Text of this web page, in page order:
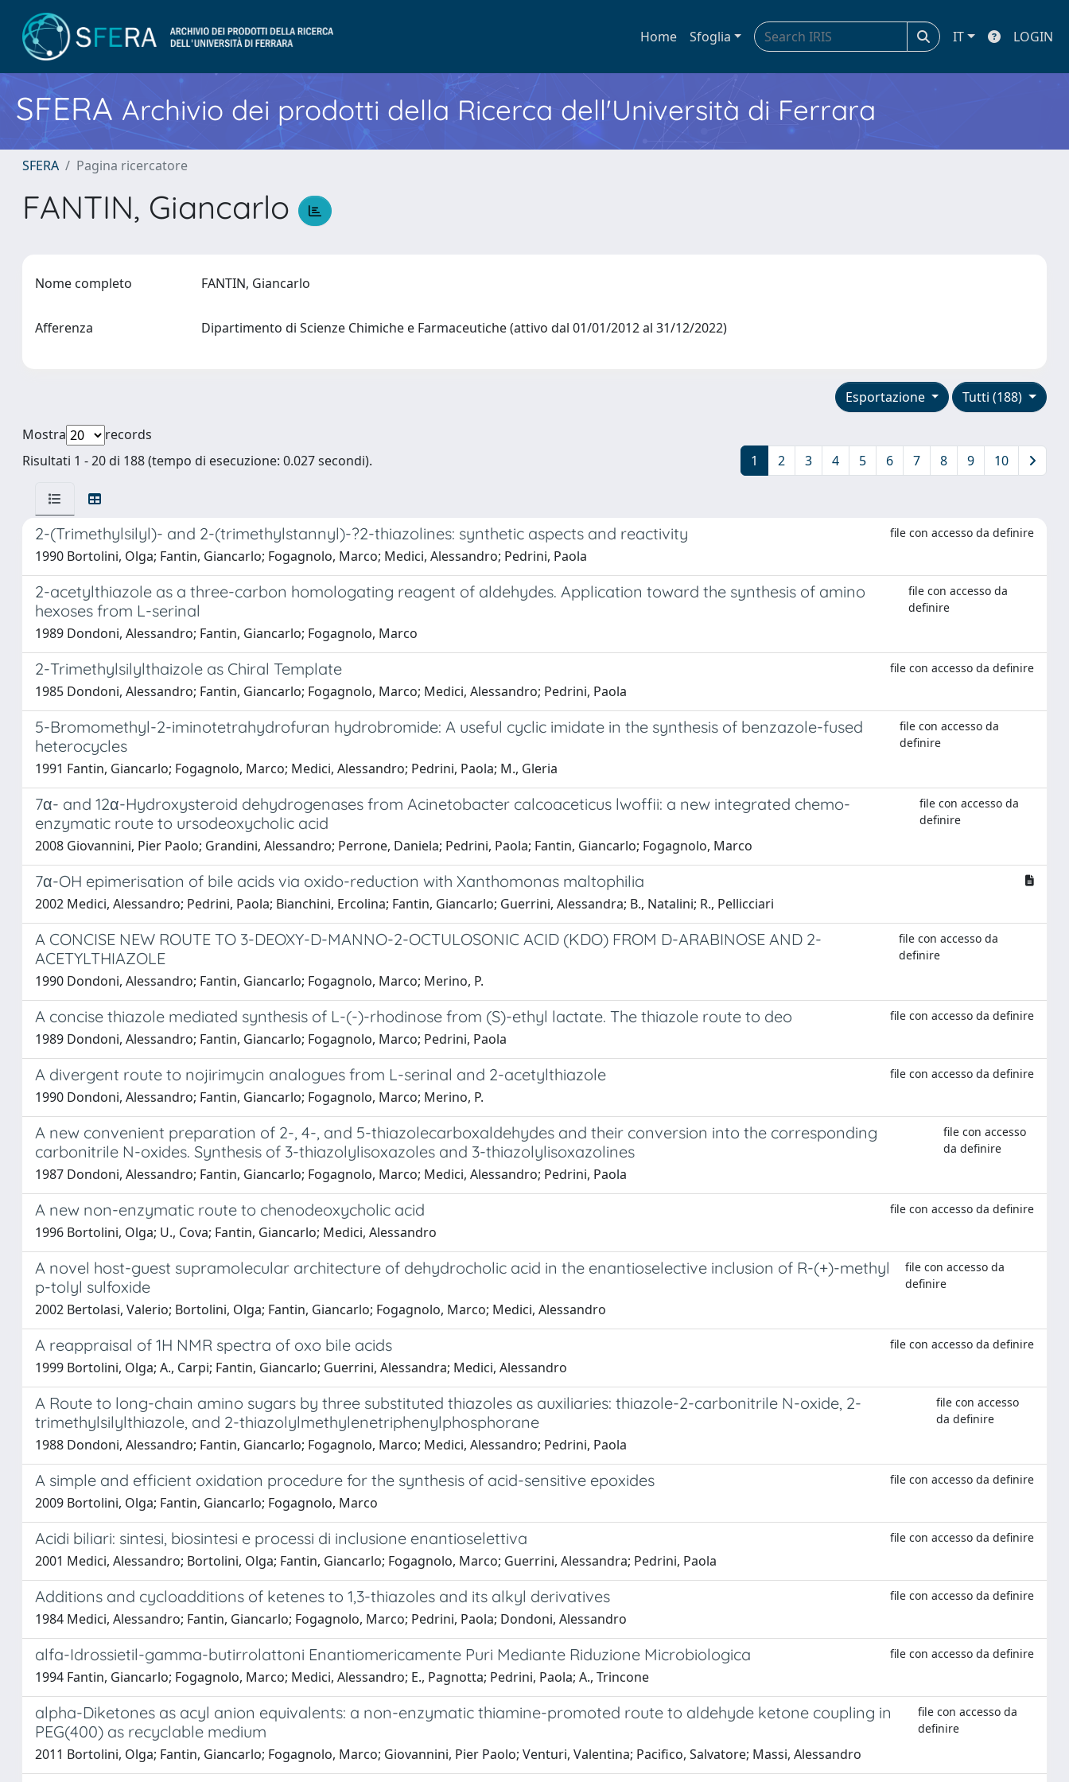
Home Sfoglia IT LOGIN
SFERA Archivio dei prodotti della Ricerca dell'Università di Ferrara
SFERA Pagina ricercatore
FANTIN, Giancarlo
Nome completo FANTIN, Giancarlo
Afferenza Dipartimento di Scienze Chimiche e Farmaceutiche (attivo dal 01/01/2012 al 31/12/2022)
Tutti (188)
Esportazione
Mostra
records
Risultati 1 - 20 di 188 (tempo di esecuzione: 0.027 secondi).
1 2 3 4 5 6 7 8 9 10
2-(Trimethylsilyl)- and 2-(trimethylstannyl)-?2-thiazolines: synthetic aspects and reactivity file con accesso da definire
1990 Bortolini, Olga; Fantin, Giancarlo; Fogagnolo, Marco; Medici, Alessandro; Pedrini, Paola
2-acetylthiazole as a three-carbon homologating reagent of aldehydes. Application toward the synthesis of amino
hexoses from L-serinal
file con accesso da
definire
1989 Dondoni, Alessandro; Fantin, Giancarlo; Fogagnolo, Marco
2-Trimethylsilylthaizole as Chiral Template file con accesso da definire
1985 Dondoni, Alessandro; Fantin, Giancarlo; Fogagnolo, Marco; Medici, Alessandro; Pedrini, Paola
5-Bromomethyl-2-iminotetrahydrofuran hydrobromide: A useful cyclic imidate in the synthesis of benzazole-fused
heterocycles
file con accesso da
definire
1991 Fantin, Giancarlo; Fogagnolo, Marco; Medici, Alessandro; Pedrini, Paola; M., Gleria
7α- and 12α-Hydroxysteroid dehydrogenases from Acinetobacter calcoaceticus lwoffii: a new integrated chemo-
enzymatic route to ursodeoxycholic acid
file con accesso da
definire
2008 Giovannini, Pier Paolo; Grandini, Alessandro; Perrone, Daniela; Pedrini, Paola; Fantin, Giancarlo; Fogagnolo, Marco
7α-OH epimerisation of bile acids via oxido-reduction with Xanthomonas maltophilia
2002 Medici, Alessandro; Pedrini, Paola; Bianchini, Ercolina; Fantin, Giancarlo; Guerrini, Alessandra; B., Natalini; R., Pellicciari
A CONCISE NEW ROUTE TO 3-DEOXY-D-MANNO-2-OCTULOSONIC ACID (KDO) FROM D-ARABINOSE AND 2-
ACETYLTHIAZOLE
file con accesso da
definire
1990 Dondoni, Alessandro; Fantin, Giancarlo; Fogagnolo, Marco; Merino, P.
A concise thiazole mediated synthesis of L-(-)-rhodinose from (S)-ethyl lactate. The thiazole route to deo file con accesso da definire
1989 Dondoni, Alessandro; Fantin, Giancarlo; Fogagnolo, Marco; Pedrini, Paola
A divergent route to nojirimycin analogues from L-serinal and 2-acetylthiazole file con accesso da definire
1990 Dondoni, Alessandro; Fantin, Giancarlo; Fogagnolo, Marco; Merino, P.
A new convenient preparation of 2-, 4-, and 5-thiazolecarboxaldehydes and their conversion into the corresponding
carbonitrile N-oxides. Synthesis of 3-thiazolylisoxazoles and 3-thiazolylisoxazolines
file con accesso
da definire
1987 Dondoni, Alessandro; Fantin, Giancarlo; Fogagnolo, Marco; Medici, Alessandro; Pedrini, Paola
A new non-enzymatic route to chenodeoxycholic acid file con accesso da definire
1996 Bortolini, Olga; U., Cova; Fantin, Giancarlo; Medici, Alessandro
A novel host-guest supramolecular architecture of dehydrocholic acid in the enantioselective inclusion of R-(+)-methyl
p-tolyl sulfoxide
file con accesso da
definire
2002 Bertolasi, Valerio; Bortolini, Olga; Fantin, Giancarlo; Fogagnolo, Marco; Medici, Alessandro
A reappraisal of 1H NMR spectra of oxo bile acids file con accesso da definire
1999 Bortolini, Olga; A., Carpi; Fantin, Giancarlo; Guerrini, Alessandra; Medici, Alessandro
A Route to long-chain amino sugars by three substituted thiazoles as auxiliaries: thiazole-2-carbonitrile N-oxide, 2-
trimethylsilylthiazole, and 2-thiazolylmethylenetriphenylphosphorane
file con accesso
da definire
1988 Dondoni, Alessandro; Fantin, Giancarlo; Fogagnolo, Marco; Medici, Alessandro; Pedrini, Paola
A simple and efficient oxidation procedure for the synthesis of acid-sensitive epoxides file con accesso da definire
2009 Bortolini, Olga; Fantin, Giancarlo; Fogagnolo, Marco
Acidi biliari: sintesi, biosintesi e processi di inclusione enantioselettiva file con accesso da definire
2001 Medici, Alessandro; Bortolini, Olga; Fantin, Giancarlo; Fogagnolo, Marco; Guerrini, Alessandra; Pedrini, Paola
Additions and cycloadditions of ketenes to 1,3-thiazoles and its alkyl derivatives file con accesso da definire
1984 Medici, Alessandro; Fantin, Giancarlo; Fogagnolo, Marco; Pedrini, Paola; Dondoni, Alessandro
alfa-Idrossietil-gamma-butirrolattoni Enantiomericamente Puri Mediante Riduzione Microbiologica file con accesso da definire
1994 Fantin, Giancarlo; Fogagnolo, Marco; Medici, Alessandro; E., Pagnotta; Pedrini, Paola; A., Trincone
alpha-Diketones as acyl anion equivalents: a non-enzymatic thiamine-promoted route to aldehyde ketone coupling in
PEG(400) as recyclable medium
file con accesso da
definire
2011 Bortolini, Olga; Fantin, Giancarlo; Fogagnolo, Marco; Giovannini, Pier Paolo; Venturi, Valentina; Pacifico, Salvatore; Massi, Alessandro